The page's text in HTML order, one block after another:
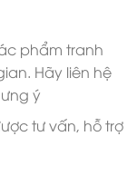
phẩm tranh
Hãy liên hệ
ý
tư vấn, hỗ trợ